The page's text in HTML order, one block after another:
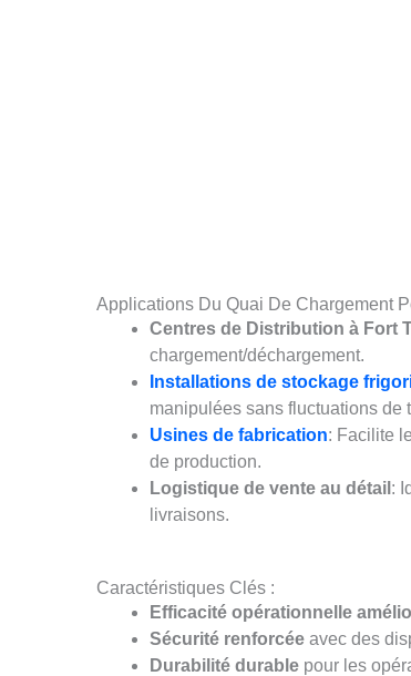
Applications Du Quai De Chargement
Centres de Distribution à Fort
chargement/déchargement.
Installations de stockage
manipulées sans fluctuations de
Usines de fabrication: Facilite
de production.
Logistique de vente au détail :
livraisons.
Caractéristiques Clés :
Efficacité opérationnelle
Sécurité renforcée avec des
Durabilité durable pour les